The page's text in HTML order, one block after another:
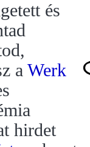
és
a Werk
hirdet